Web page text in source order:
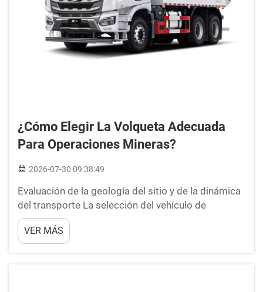
¿Cómo Elegir La Volqueta Adecuada
Para Operaciones Mineras?
2026-07-30 09:38:49
Evaluación de la geología del sitio y de la dinámica
del transporte La selección del vehículo de
transporte pesado apropiado para la extracción de
minerales comienza con un análisis exhaustivo de
las condiciones geológicas específicas del sitio y
VER MÁS